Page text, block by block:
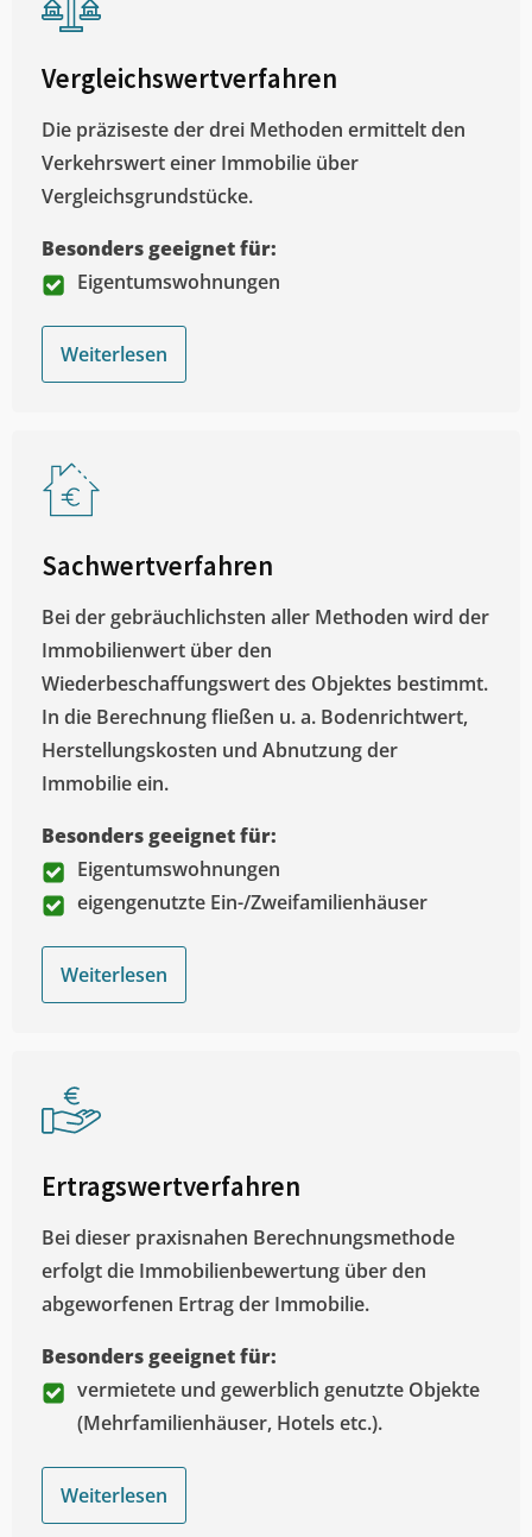
Vergleichswertverfahren
Die präziseste der drei Methoden ermittelt den
Verkehrswert einer Immobilie über
Vergleichsgrundstücke.
Besonders geeignet für:
Eigentumswohnungen
Weiterlesen
Sachwertverfahren
Bei der gebräuchlichsten aller Methoden wird der
Immobilienwert über den
Wiederbeschaffungswert des Objektes bestimmt.
In die Berechnung fließen u. a. Bodenrichtwert,
Herstellungskosten und Abnutzung der
Immobilie ein.
Besonders geeignet für:
Eigentumswohnungen
eigengenutzte Ein-/Zweifamilienhäuser
Weiterlesen
Ertragswertverfahren
Bei dieser praxisnahen Berechnungsmethode
erfolgt die Immobilienbewertung über den
abgeworfenen Ertrag der Immobilie.
Besonders geeignet für:
vermietete und gewerblich genutzte Objekte
(Mehrfamilienhäuser, Hotels etc.).
Weiterlesen